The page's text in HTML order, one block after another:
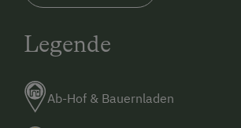
Legende
Ab-Hof & Bauernladen